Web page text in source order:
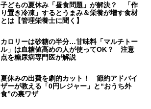
子どもの夏休み「昼食問題」が解決？ 「作
り置き冷凍」するとうまみ＆栄養が増す食材
とは【管理栄養士に聞く】
カロリーは砂糖の半分…甘味料「マルチトー
ル」は血糖値高めの人が使ってOK？ 注意
点を糖尿病専門医が解説
夏休みの出費を劇的カット！ 節約アドバイ
ザーが教える「0円レジャー」と“おうち外
食”の裏ワザ